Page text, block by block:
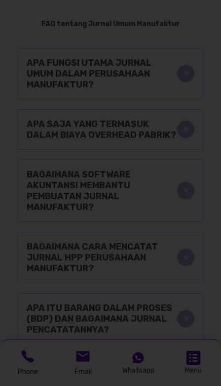
FAQ tentang Jurnal Umum Manufaktur
APA FUNGSI UTAMA JURNAL
UMUM DALAM PERUSAHAAN
MANUFAKTUR?
APA SAJA YANG TERMASUK
DALAM BIAYA OVERHEAD PABRIK?
BAGAIMANA SOFTWARE
AKUNTANSI MEMBANTU
PEMBUATAN JURNAL
MANUFAKTUR?
BAGAIMANA CARA MENCATAT
JURNAL HPP PERUSAHAAN
MANUFAKTUR?
APA ITU BARANG DALAM PROSES
(BDP) DAN BAGAIMANA JURNAL
PENCATATANNYA?
BAGAIMANA JURNAL PENJUALAN
Phone Email Whatsapp Menu